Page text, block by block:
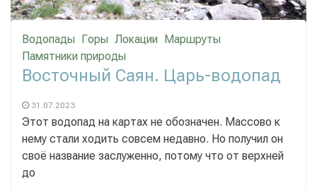
Водопады Горы Локации
Маршруты
Памятники природы
Восточный Саян. Царь-водопад
31.07.2023
Этот водопад на картах не обозначен. Массово к
нему стали ходить совсем недавно. Но получил он
своё название заслуженно, потому что от верхней
до